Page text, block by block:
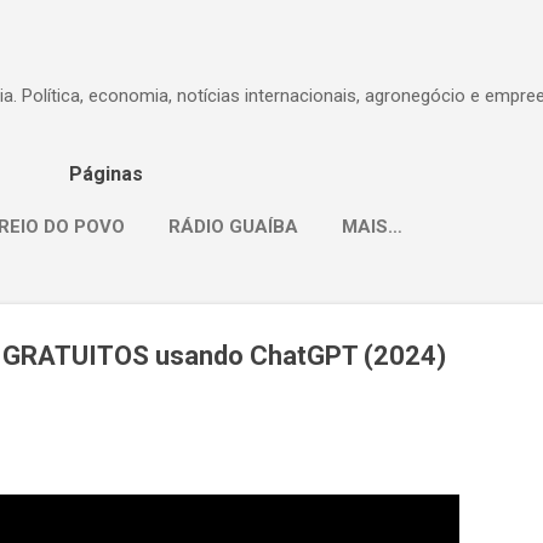
Política, economia, notícias internacionais, agronegócio e
Páginas
DO POVO RÁDIO GUAÍBA MAIS…
usando ChatGPT (2024)